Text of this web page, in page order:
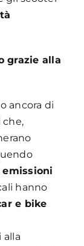
grazie alla
ancora di
che,
hanno
e bike
alla